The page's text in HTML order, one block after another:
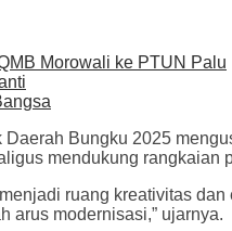
Morowali ke PTUN Palu
Bungku 2025
mendukung rangkaian
ruang kreativitas
arus modernisasi,” ujarnya.